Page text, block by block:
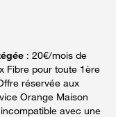
: 20€/mois de
Fibre pour toute 1ère
réservée aux
Orange Maison
avec une